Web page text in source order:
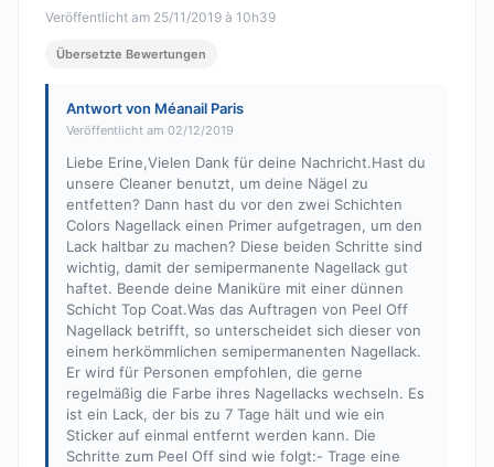
Veröffentlicht am 25/11/2019 à 10h39
Übersetzte Bewertungen
Antwort von Méanail Paris
Veröffentlicht am 02/12/2019
Liebe Erine,Vielen Dank für deine Nachricht.Hast du
unsere Cleaner benutzt, um deine Nägel zu
entfetten? Dann hast du vor den zwei Schichten
Colors Nagellack einen Primer aufgetragen, um den
Lack haltbar zu machen? Diese beiden Schritte sind
wichtig, damit der semipermanente Nagellack gut
haftet. Beende deine Maniküre mit einer dünnen
Schicht Top Coat.Was das Auftragen von Peel Off
Nagellack betrifft, so unterscheidet sich dieser von
einem herkömmlichen semipermanenten Nagellack.
Er wird für Personen empfohlen, die gerne
regelmäßig die Farbe ihres Nagellacks wechseln. Es
ist ein Lack, der bis zu 7 Tage hält und wie ein
Sticker auf einmal entfernt werden kann. Die
Schritte zum Peel Off sind wie folgt:- Trage eine